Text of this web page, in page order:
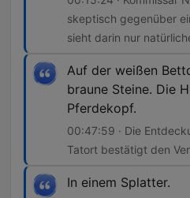
skeptisch gegenüber
sieht darin nur
Auf der weißen
braune Steine. Die
Pferdekopf.
00:47:59 · Die
Tatort bestätigt den
In einem Splatter.